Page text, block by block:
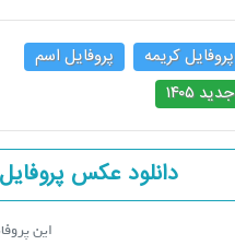
پروفایل کریمه
پروفایل اسم
دانلود عکس پروفایل
این